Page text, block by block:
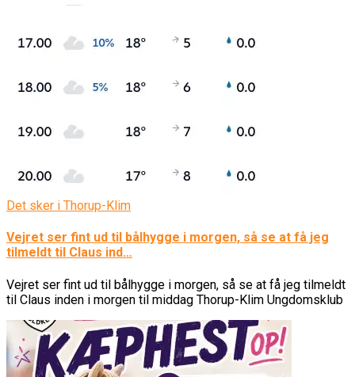
Det sker i Thorup-Klim
Vejret ser fint ud til bålhygge i morgen, så se at få jeg
tilmeldt til Claus ind…
Vejret ser fint ud til bålhygge i morgen, så se at få jeg tilmeldt
til Claus inden i morgen til middag Thorup-Klim Ungdomsklub